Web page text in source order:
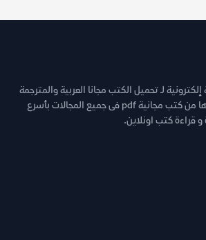
لـ تحميل الكتب مجانا العربية والمترجمة
والروايات والقصص وغيرها من كتب مجانية pdf فى جميع المجالات بأسرع
قراءة كتب اونلاين.